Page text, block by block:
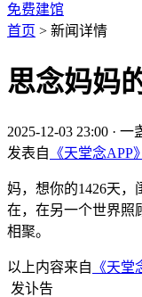
免费建馆
首页 > 新闻详情
思念妈妈
2025-12-03 23:00 · 一
发表自 《天堂念APP》
妈，想你的1426天，
在，在另一个世界照
相聚。
以上内容来自 《天堂
发讣告